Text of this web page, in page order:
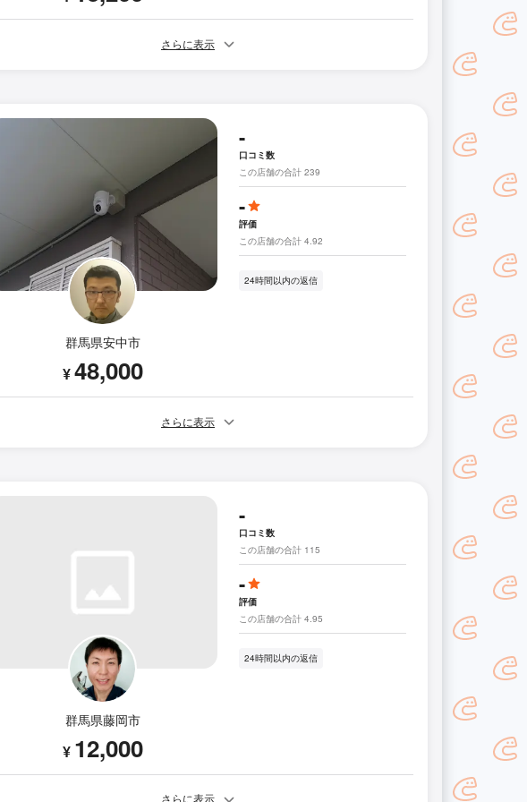
さらに表示
群馬県安中市
¥48,000
-
口コミ数
この店舗の合計 239
-
評価
この店舗の合計 4.92
24時間以内の返信
さらに表示
群馬県藤岡市
¥ 12,000
-
口コミ数
この店舗の合計 115
-
評価
この店舗の合計 4.95
24時間以内の返信